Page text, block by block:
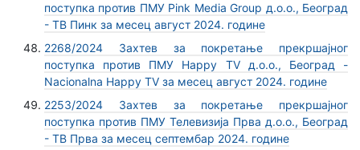
поступка против ПМУ Pink Media Group д.о.о., Београд
- ТВ Пинк за месец август 2024. године
2268/2024 Захтев за покретање прекршајног
поступка против ПМУ Happy TV д.о.о., Београд -
Nacionalna Happy TV за месец август 2024. године
2253/2024 Захтев за покретање прекршајног
поступка против ПМУ Телевизија Прва д.о.о., Београд
- ТВ Прва за месец септембар 2024. године